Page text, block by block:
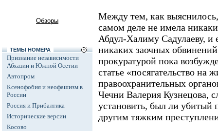
Обзоры
ТЕМЫ НОМЕРА
Признание независимости
Абхазии и Южной Осетии
Автопром
Ксенофобия и неофашизм в
России
Россия и Прибалтика
Исторические версии
Косово
Между тем, как
самом деле не имела
Абдул-Халиму Садулаеву, и
никаких заочных
прокуратурой пока
статье «посягательство на
правоохранительных
Чечни Валерия Кузнецова,
установить, был ли убитый
другим тяжким